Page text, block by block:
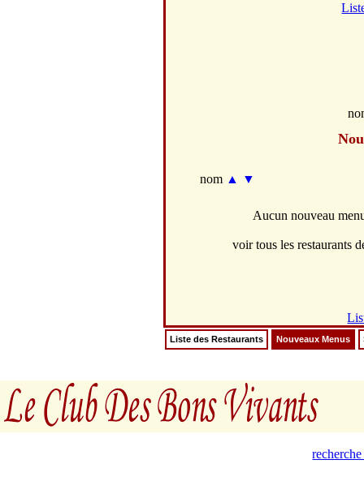
nom ▲ ▼
Aucun nouveau
voir tous les restaurants
Liste des Restaurants Nouveaux Menus